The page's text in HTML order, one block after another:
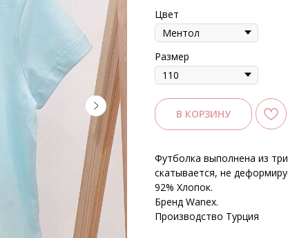
Цвет
Размер
В КОРЗИНУ
Футболка выполнена из
скатывается, не
92% Хлопок.
Бренд Wanex.
Производство Турция